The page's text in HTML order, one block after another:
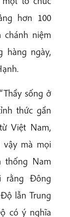
hơn 100
niệm
hàng ngày,
sống ở
thức gần
Việt Nam,
mà mọi
thống Nam
rằng Đông
lẫn Trung
có ý nghĩa